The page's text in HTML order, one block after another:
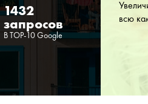
1432
запросов
В ТОР-10 Google
всю